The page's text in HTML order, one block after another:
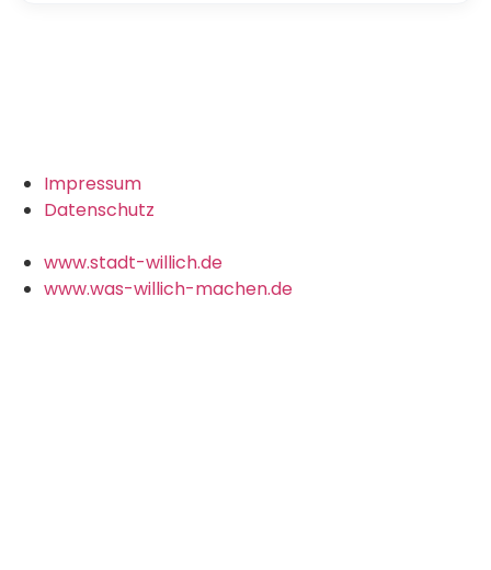
Impressum
Datenschutz
www.stadt-willich.de
www.was-willich-machen.de